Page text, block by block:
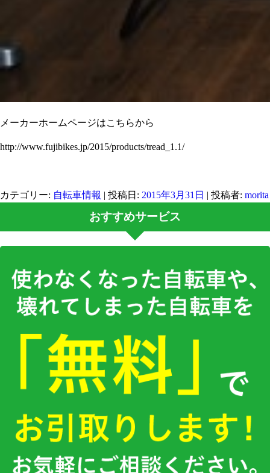
メーカーホームページはこちらから
http://www.fujibikes.jp/2015/products/tread_1.1/
カテゴリー: 自転車情報 | 投稿日: 2015年3月31日 | 投稿者: morita
おすすめサービス